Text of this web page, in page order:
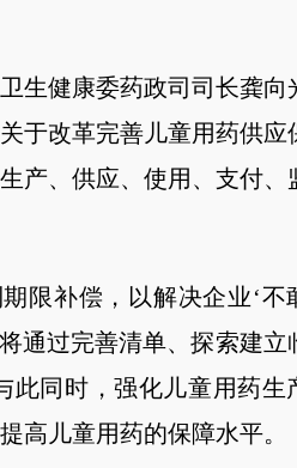
生健康委药政司司长龚向
于改革完善儿童用药供应
产、供应、使用、支付、
限补偿，以解决企业‘不
通过完善清单、探索建立
此同时，强化儿童用药生
高儿童用药的保障水平。